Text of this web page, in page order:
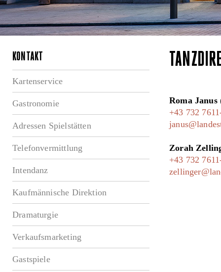
KONTAKT
Kartenservice
Gastronomie
Adressen Spielstätten
Telefonvermittlung
Intendanz
Kaufmännische Direktion
Dramaturgie
Verkaufsmarketing
Gastspiele
Roma Janus
+43 732
Zorah
+43 732